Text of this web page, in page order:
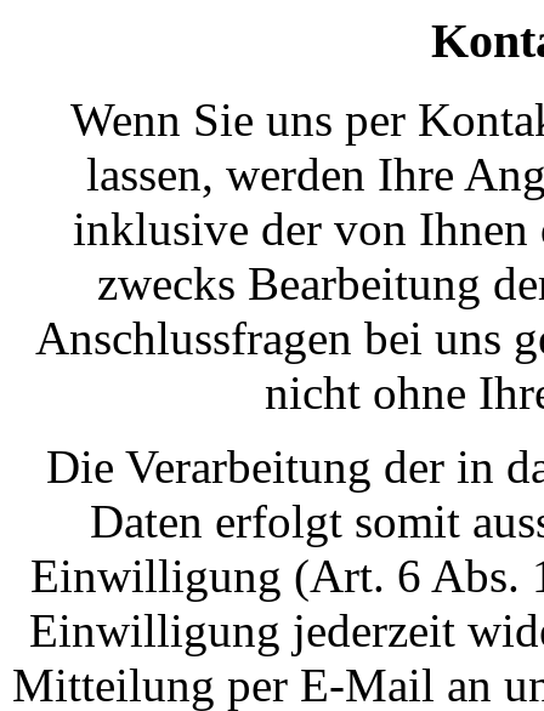
Wenn Sie uns per
lassen, werden Ihre
inklusive der von Ihnen
zwecks Bearbeitung
Anschlussfragen bei uns
nicht ohne
Die Verarbeitung der in
Daten erfolgt somit
Einwilligung (Art. 6 Abs.
Einwilligung jederzeit
Mitteilung per E-Mail an